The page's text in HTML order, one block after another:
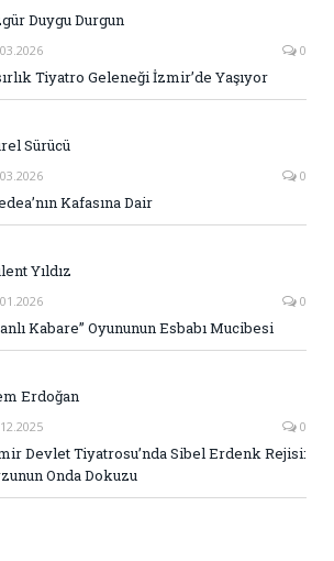
Duygu Durgun
0
Tiyatro Geleneği İzmir’de Yaşıyor
Sürücü
0
Kafasına Dair
Yıldız
0
Kabare” Oyununun Esbabı Mucibesi
Erdoğan
0
Devlet Tiyatrosu’nda Sibel Erdenk Rejisi:
Onda Dokuzu